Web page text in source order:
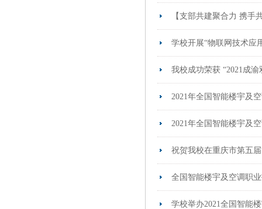
【支部共建聚合力 携手
学校开展“物联网技术应
我校成功荣获 “2021成
2021年全国智能楼宇及
2021年全国智能楼宇及
祝贺我校在重庆市第五
全国智能楼宇及空调职
学校举办2021全国智能